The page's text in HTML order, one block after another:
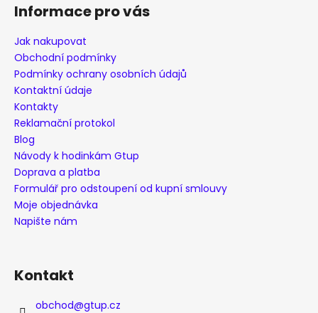
Informace pro vás
Jak nakupovat
Obchodní podmínky
Podmínky ochrany osobních údajů
Kontaktní údaje
Kontakty
Reklamační protokol
Blog
Návody k hodinkám Gtup
Doprava a platba
Formulář pro odstoupení od kupní smlouvy
Moje objednávka
Napište nám
Kontakt
obchod@gtup.cz